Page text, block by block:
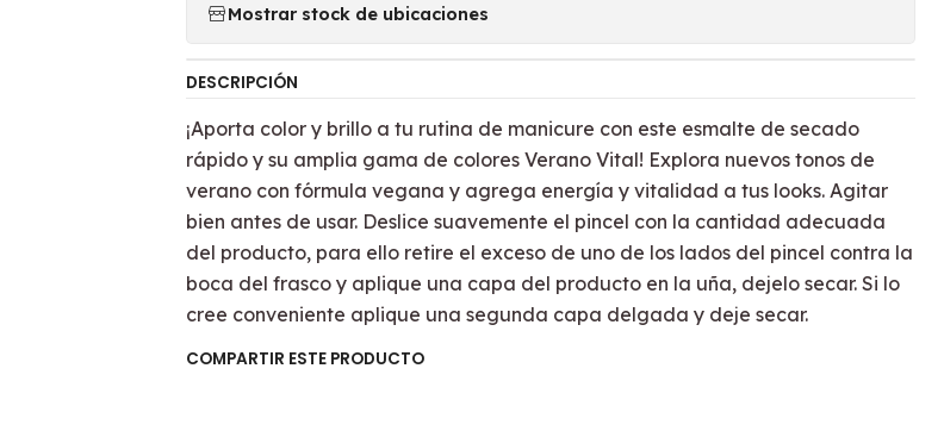
Mostrar stock de ubicaciones
DESCRIPCIÓN
¡Aporta color y brillo a tu rutina de manicure con este esmalte de secado
rápido y su amplia gama de colores Verano Vital! Explora nuevos tonos de
verano con fórmula vegana y agrega energía y vitalidad a tus looks. Agitar
bien antes de usar. Deslice suavemente el pincel con la cantidad adecuada
del producto, para ello retire el exceso de uno de los lados del pincel contra la
boca del frasco y aplique una capa del producto en la uña, dejelo secar. Si lo
cree conveniente aplique una segunda capa delgada y deje secar.
COMPARTIR ESTE PRODUCTO